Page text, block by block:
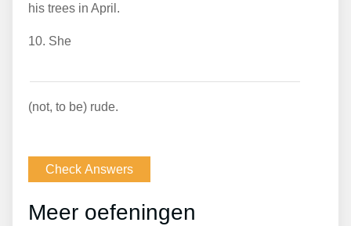
his trees in April.
10. She
(not, to be) rude.
Meer oefeningen